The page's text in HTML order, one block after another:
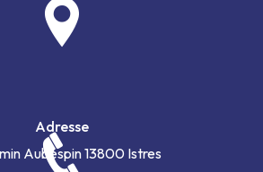
Adresse
Aubespin13800 Istres